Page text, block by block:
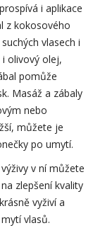
i aplikace
z kokosového
vlasech i
i olivový olej,
pomůže
Masáž a zábaly
nebo
můžete je
po umytí.
v ní můžete
zlepšení kvality
vyživí a
vlasů.